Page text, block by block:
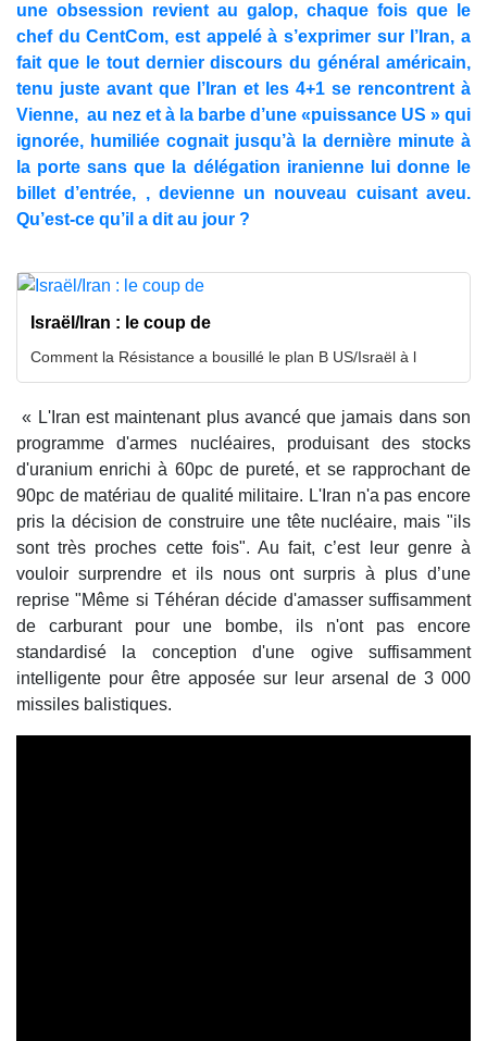
une obsession revient au galop, chaque fois que le
chef du CentCom, est appelé à s’exprimer sur l’Iran, a
fait que le tout dernier discours du général américain,
tenu juste avant que l’Iran et les 4+1 se rencontrent à
Vienne, au nez et à la barbe d’une «puissance US » qui
ignorée, humiliée cognait jusqu’à la dernière minute à
la porte sans que la délégation iranienne lui donne le
billet d’entrée, , devienne un nouveau cuisant aveu.
Qu’est-ce qu’il a dit au jour ?
Israël/Iran : le coup de
Comment la Résistance a bousillé le plan B US/Israël à l
« L'Iran est maintenant plus avancé que jamais dans son
programme d'armes nucléaires, produisant des stocks
d'uranium enrichi à 60pc de pureté, et se rapprochant de
90pc de matériau de qualité militaire. L'Iran n'a pas encore
pris la décision de construire une tête nucléaire, mais "ils
sont très proches cette fois". Au fait, c’est leur genre à
vouloir surprendre et ils nous ont surpris à plus d’une
reprise "Même si Téhéran décide d'amasser suffisamment
de carburant pour une bombe, ils n'ont pas encore
standardisé la conception d'une ogive suffisamment
intelligente pour être apposée sur leur arsenal de 3 000
missiles balistiques.